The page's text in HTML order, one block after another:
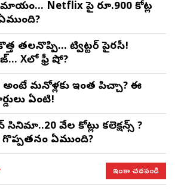
మాయం… Netflix పై రూ.900 కోట్ల
తలనొప్పి… ట్విట్టర్ పైరసీ!
Xలో ఫ్రీ షో?
అంటే మనోళ్లకు ఇంత పిచ్చా? ఈ
ఏంటి!
వేల కోట్లు కలెక్షన్స్ ?
ఏముంది?
ఇంకా చదవండి